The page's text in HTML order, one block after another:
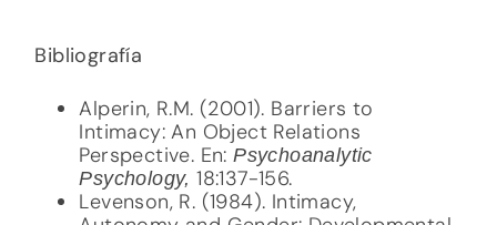
Bibliografía
Alperin, R.M. (2001). Barriers to
Intimacy: An Object Relations
Perspective. En:Psychoanalytic
Psychology, 18:137-156.
Levenson, R. (1984). Intimacy,